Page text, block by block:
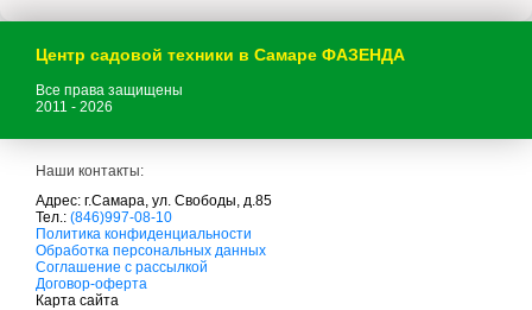
Центр садовой техники в Самаре ФАЗЕНДА
Все права защищены
2011 - 2026
Наши контакты:
Адрес: г.Самара, ул. Свободы, д.85
Тел.: (846)997-08-10
с
а
д
о
в
Политика конфиденциальности
Обработка персональных данных
Соглашение с рассылкой
Договор-оферта
Карта сайта